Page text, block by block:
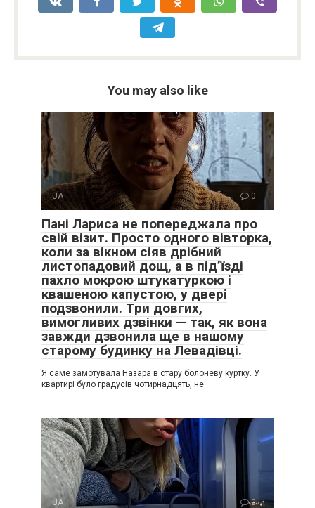
You may also like
UA 0
Пані Лариса не попереджала про
свій візит. Просто одного вівторка,
коли за вікном сіяв дрібний
листопадовий дощ, а в під’їзді
пахло мокрою штукатуркою і
квашеною капустою, у двері
подзвонили. Три довгих,
вимогливих дзвінки — так, як вона
завжди дзвонила ще в нашому
старому будинку на Левадівці.
Я саме замотувала Назара в стару болоневу куртку. У
квартирі було градусів чотирнадцять, не
UA 0